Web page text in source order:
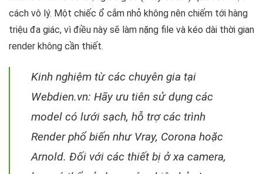
cách vô lý. Một chiếc ổ cắm nhỏ không nên chiếm tới hàng
triệu đa giác, vì điều này sẽ làm nặng file và kéo dài thời gian
render không cần thiết.
Kinh nghiệm từ các chuyên gia tại
Webdien.vn: Hãy ưu tiên sử dụng các
model có lưới sạch, hỗ trợ các trình
Render phổ biến như Vray, Corona hoặc
Arnold. Đối với các thiết bị ở xa camera,